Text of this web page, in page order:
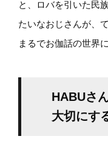
と、ロバを引いた民
たいなおじさんが、
まるでお伽話の世界
HABUさ
大切にす